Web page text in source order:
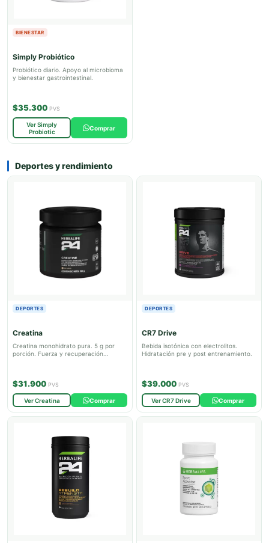
BIENESTAR
Simply Probiótico
Probiótico diario. Apoyo al microbioma
y bienestar gastrointestinal.
$35.300 PVS
Ver Simply
Probiotic
Comprar
Deportes y rendimiento
DEPORTES
Creatina
Creatina monohidrato pura. 5 g por
porción. Fuerza y recuperación
$31.900 PVS
Ver Creatina Comprar
DEPORTES
CR7 Drive
Bebida isotónica con electrolitos.
Hidratación pre y post entrenamiento.
$39.000 PVS
Ver CR7 Drive Comprar